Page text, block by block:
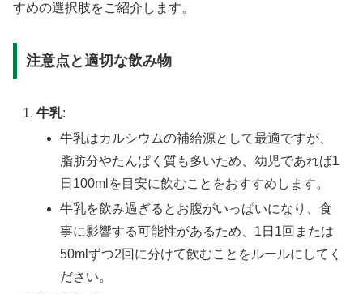
すめの選択肢をご紹介します。
注意点と適切な飲み物
牛乳:
牛乳はカルシウムの補給源として最適ですが、
脂肪分やたんぱく質も多いため、幼児であれば1
日100mlを目安に飲むことをおすすめします。
牛乳を飲み過ぎるとお腹がいっぱいになり、食
事に影響する可能性があるため、1日1回または
50mlずつ2回に分けて飲むことをルールにしてく
ださい。